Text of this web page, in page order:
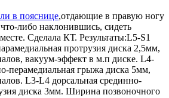
в пояснице,отдающие в правую ногу
либо наклонившись, сидеть
Сделала КТ. Результаты:L5-S1
протрузия диска 2,5мм,
вакуум-эффект в м.п диске. L4-
перамедиальная грыжа диска 5мм,
L3-L4 дорсальная срединно-
диска 3мм. Ширина позвоночного